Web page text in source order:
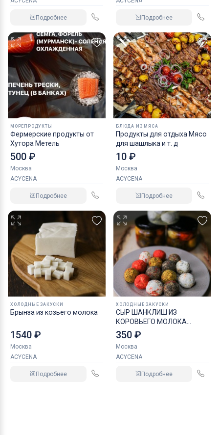
Подробнее Подробнее
МОРЕПРОДУКТЫ
Фермерские продукты от
Хутора Метель
500 ₽
Москва
ACYCENA
Подробнее
БЛЮДА ИЗ МЯСА
Продукты для отдыха Мясо
для шашлыка и т. д
10 ₽
Москва
ACYCENA
Подробнее
ХОЛОДНЫЕ ЗАКУСКИ
Брынза из козьего молока
1540 ₽
Москва
ACYCENA
Подробнее
ХОЛОДНЫЕ ЗАКУСКИ
СЫР ШАНКЛИШ ИЗ
КОРОВЬЕГО МОЛОКА
АССОРТИ
350 ₽
Москва
ACYCENA
Подробнее